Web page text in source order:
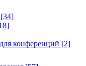
[34]
конференций [2]